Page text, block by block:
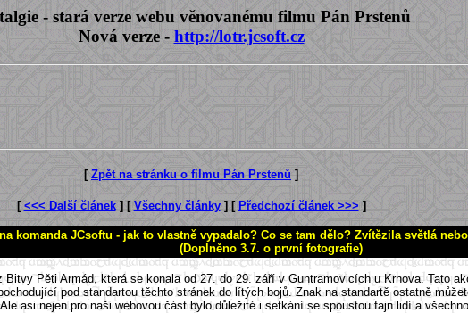
- stará verze webu věnovanému filmu Pán Prstenů
Nová verze - http://lotr.jcsoft.cz
[ Zpět na stránku o filmu Pán Prstenů ]
[ <<< Další článek] [ Všechny články] [ Předchozí článek >>> ]
komanda JCsoftu - jak to vlastně vypadalo? Co se tam dělo? Zvítězila světlá
(Doplněno 3.7. o první fotografie)
Pěti Armád, která se konala od 27. do 29. září v Guntramovicích u Krnova. Tato
pod standartou těchto stránek do lítých bojů. Znak na standartě ostatně
asi nejen pro naši webovou část bylo důležité i setkání se spoustou fajn lidí a